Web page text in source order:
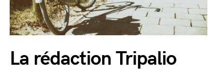
La rédaction Tripalio